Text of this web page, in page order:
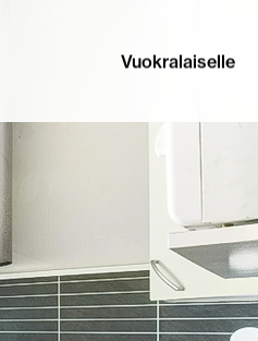
Vuokralaiselle